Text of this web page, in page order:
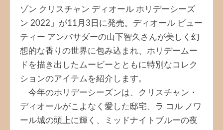
ゾン クリスチャン ディオール ホリデーシーズ
ン 2022」が11月3日に発売。ディオール ビュー
ティー アンバサダーの山下智久さんが美しく幻
想的な香りの世界に包み込まれ、ホリデームー
ドを描き出したムービーとともに特別なコレク
ションのアイテムを紹介します。
今年のホリデーシーズンは、クリスチャン・
ディオールがこよなく愛した邸宅、ラ コル ノワ
ール城の頭上に輝く、ミッドナイトブルーの夜